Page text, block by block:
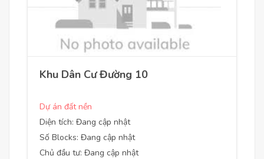
Khu Dân Cư Đường 10
Dự án đất nền
Diện tích: Đang cập nhật
Số Blocks: Đang cập nhật
Chủ đầu tư: Đang cập nhật